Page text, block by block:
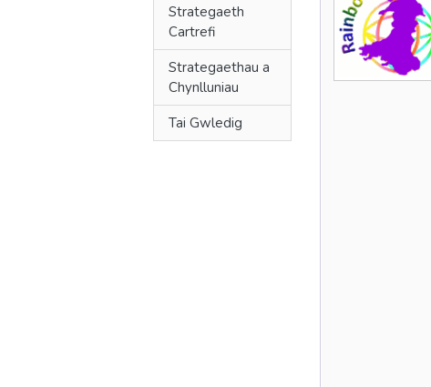
Strategaeth
Cartrefi
Strategaethau a
Chynlluniau
Tai Gwledig